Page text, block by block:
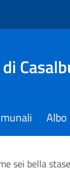
sei bella